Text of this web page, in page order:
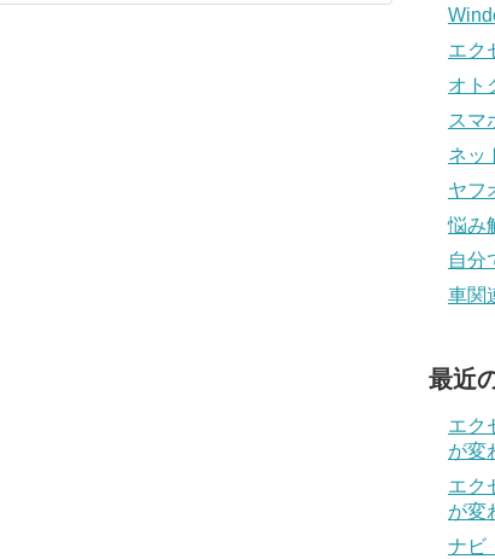
エク
オト
スマ
ネッ
ヤフ
悩み
自分
車関
最近
エク
が変
エク
が変
ナビ